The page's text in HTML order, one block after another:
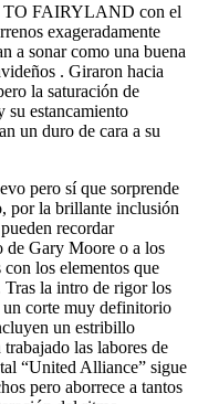
TO FAIRYLAND con el
exageradamente
a sonar como una buena
. Giraron hacia
la saturación de
su estancamiento
un duro de cara a su
pero sí que sorprende
por la brillante inclusión
recordar
de Gary Moore o a los
los elementos que
Tras la intro de rigor los
un corte muy definitorio
un estribillo
las labores de
“United Alliance” sigue
pero aborrece a tantos